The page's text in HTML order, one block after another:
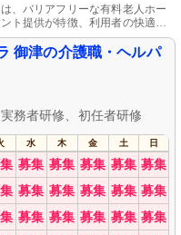
、バリアフリーな有料老人ホー
ト提供が特徴、利用者の快適な
御津の介護職・ヘルパ
務者研修、初任者研修
水 木 金 土 日
募集 募集 募集 募集 募集
募集 募集 募集 募集 募集
募集 募集 募集 募集 募集